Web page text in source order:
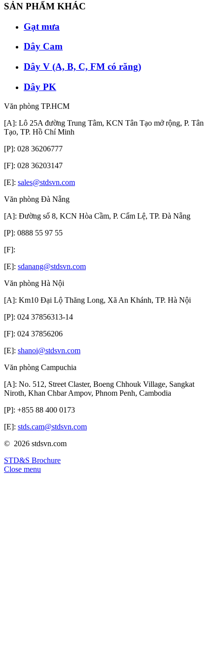
SẢN PHẨM KHÁC
Gạt mưa
Dây Cam
Dây V (A, B, C, FM có răng)
Dây PK
Văn phòng TP.HCM
[A]: Lô 25A đường Trung Tâm, KCN Tân Tạo mở rộng, P. Tân
Tạo, TP. Hồ Chí Minh
[P]: 028 36206777
[F]: 028 36203147
[E]: sales@stdsvn.com
Văn phòng Đà Nẵng
[A]: Đường số 8, KCN Hòa Cầm, P. Cẩm Lệ, TP. Đà Nẵng
[P]: 0888 55 97 55
[F]:
[E]: sdanang@stdsvn.com
Văn phòng Hà Nội
[A]: Km10 Đại Lộ Thăng Long, Xã An Khánh, TP. Hà Nội
[P]: 024 37856313-14
[F]: 024 37856206
[E]: shanoi@stdsvn.com
Văn phòng Campuchia
[A]: No. 512, Street Claster, Boeng Chhouk Village, Sangkat
Niroth, Khan Chbar Ampov, Phnom Penh, Cambodia
[P]: +855 88 400 0173
[E]: stds.cam@stdsvn.com
© 2026 stdsvn.com
STD&S Brochure
Close menu